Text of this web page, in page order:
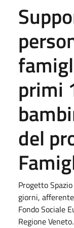
primi
del
Progetto
giorni,
Fondo Sociale
Regione Veneto.